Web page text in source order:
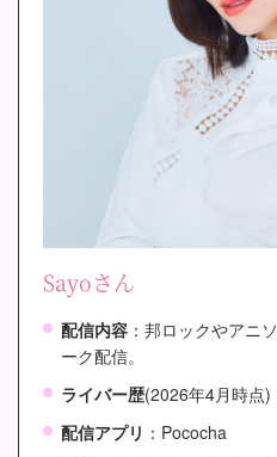
Sayoさん
配信内容 ：邦ロックやアニ
ーク配信。
ライバー歴(2026年4月時点)
配信アプリ ：Pococha